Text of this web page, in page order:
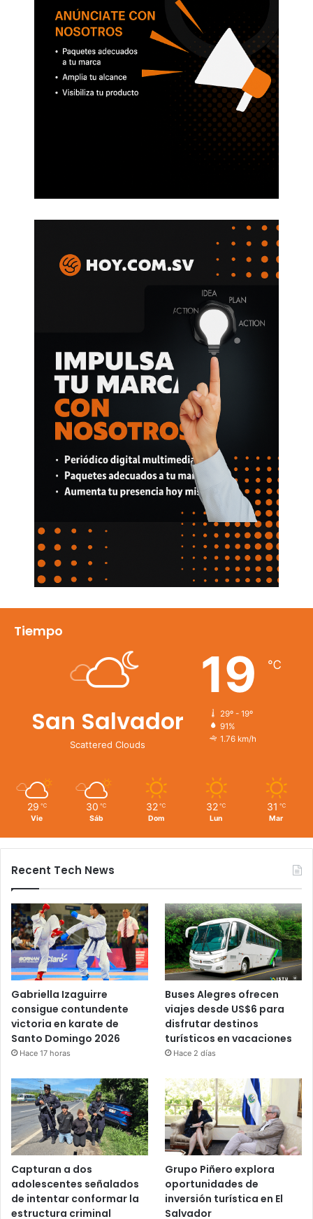
Tiempo
San Salvador
Scattered Clouds
19 ℃
29º - 19º
91%
1.76 km/h
29 ℃
Vie
30 ℃
Sáb
32 ℃
Dom
32 ℃
Lun
31 ℃
Mar
Recent Tech News
Gabriella Izaguirre
consigue contundente
victoria en karate de
Santo Domingo 2026
Hace 17 horas
Buses Alegres ofrecen
viajes desde US$6 para
disfrutar destinos
turísticos en vacaciones
Hace 2 días
Capturan a dos
adolescentes señalados
de intentar conformar la
estructura criminal
Grupo Piñero explora
oportunidades de
inversión turística en El
Salvador